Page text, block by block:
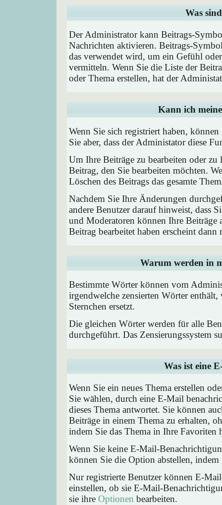
Was
Der Administrator kann Beitrags-
Nachrichten aktivieren. Beitrags-
das verwendet wird, um ein Gefühl
vermitteln. Wenn Sie die Liste der
oder Thema erstellen, hat der
Kann ich
Wenn Sie sich registriert haben,
Sie aber, dass der Administator diese
Um Ihre Beiträge zu bearbeiten oder
Beitrag, den Sie bearbeiten möchten.
Löschen des Beitrags das gesamte
Nachdem Sie Ihre Änderungen
andere Benutzer darauf hinweist, dass
und Moderatoren können Ihre Beiträge
Beitrag bearbeitet haben erscheint
Warum werden in
Bestimmte Wörter können vom
irgendwelche zensierten Wörter
Sternchen ersetzt.
Die gleichen Wörter werden für alle
durchgeführt. Das Zensierungssystem
Was ist eine
Wenn Sie ein neues Thema erstellen
Sie wählen, durch eine E-Mail
dieses Thema antwortet. Sie können
Beiträge in einem Thema zu erhalten,
indem Sie das Thema in Ihre Favoriten
Wenn Sie keine E-Mail-
können Sie die Option abstellen,
Nur registrierte Benutzer können E-
einstellen, ob sie E-Mail-
sie ihre Optionen bearbeiten.